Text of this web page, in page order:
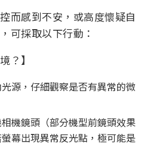
而感到不安，或高度懷疑自
可採取以下行動：
？】
源，仔細觀察是否有異常的微
機鏡頭（部分機型前鏡頭效果
幕出現異常反光點，極可能是